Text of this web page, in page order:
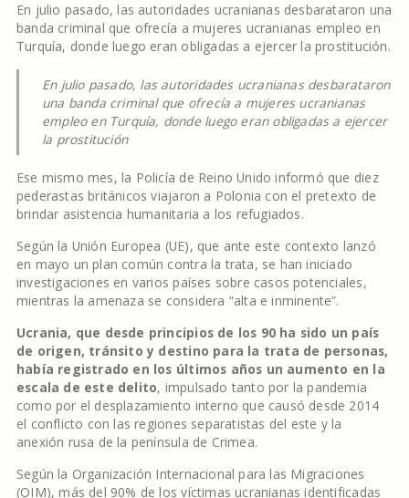
En julio pasado, las autoridades ucranianas desbarataron una
banda criminal que ofrecía a mujeres ucranianas empleo en
Turquía, donde luego eran obligadas a ejercer la prostitución.
En julio pasado, las autoridades ucranianas desbarataron
una banda criminal que ofrecía a mujeres ucranianas
empleo en Turquía, donde luego eran obligadas a ejercer
la prostitución
Ese mismo mes, la Policía de Reino Unido informó que diez
pederastas británicos viajaron a Polonia con el pretexto de
brindar asistencia humanitaria a los refugiados.
Según la Unión Europea (UE), que ante este contexto lanzó
en mayo un plan común contra la trata, se han iniciado
investigaciones en varios países sobre casos potenciales,
mientras la amenaza se considera “alta e inminente”.
Ucrania, que desde principios de los 90 ha sido un país
de origen, tránsito y destino para la trata de personas,
había registrado en los últimos años un aumento en la
escala de este delito, impulsado tanto por la pandemia
como por el desplazamiento interno que causó desde 2014
el conflicto con las regiones separatistas del este y la
anexión rusa de la península de Crimea.
Según la Organización Internacional para las Migraciones
(OIM), más del 90% de los víctimas ucranianas identificadas